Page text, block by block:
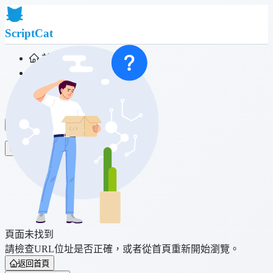
ScriptCat
首頁
腳本列表
瀏覽器擴充功能
頁面未找到
請檢查URL位址是否正確，或者從首頁重新開始瀏覽。
返回首頁